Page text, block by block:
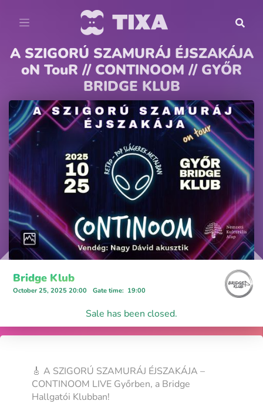
A SZIGORÚ SZAMURÁJ ÉJSZAKÁJA
oN TouR // CONTINOOM // GYŐR
BRIDGE KLUB
Bridge Klub
October 25, 2025 20:00 Gate time: 19:00
Sale has been closed.
🎸 A SZIGORÚ SZAMURÁJ ÉJSZAKÁJA –
CONTINOOM LIVE Győrben, a Bridge
Hallgatói Klubban!